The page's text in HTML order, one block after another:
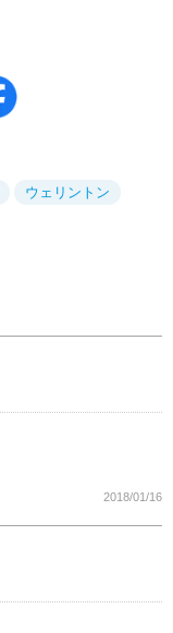
ウェリントン
2018/01/16